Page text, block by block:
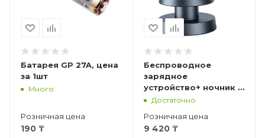
Батарея GP 27A, цена
за 1шт
Много
Розничная цена
190 ₸
Беспроводное
зарядное
устройство+ ночник 4
в 1 WC6061, iPhone,
Достаточно
Розничная цена
9 420₸